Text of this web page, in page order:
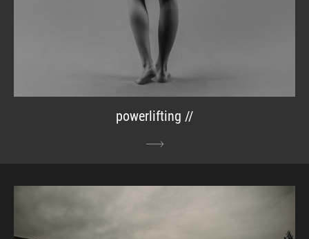
powerlifting //